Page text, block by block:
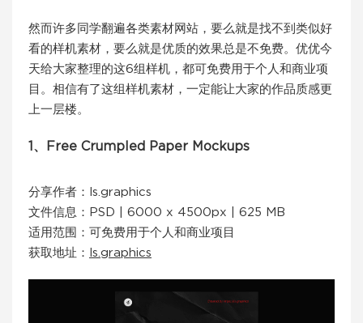
然而许多同学翻遍各类素材网站，要么就是找不到类似好
看的样机素材，要么就是优质的效果总是不免费。优优今
天给大家整理的这6组样机，都可免费用于个人和商业项
目。相信有了这组样机素材，一定能让大家的作品质感更
上一层楼。
1、Free Crumpled Paper Mockups
分享作者：ls.graphics
文件信息：PSD | 6000 x 4500px | 625 MB
适用范围：可免费用于个人和商业项目
获取地址：
ls.graphics